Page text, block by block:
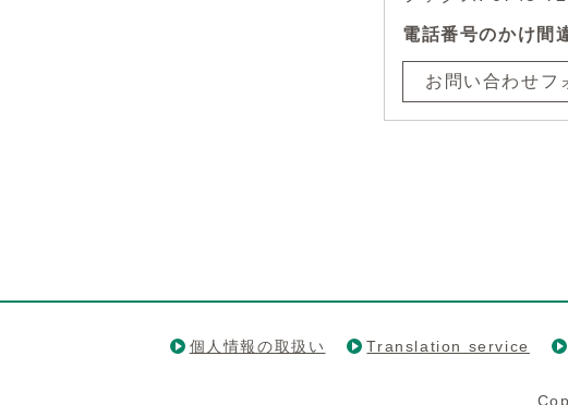
電話番号のかけ間
お問い合わせフ
個人情報の取扱い Translation service